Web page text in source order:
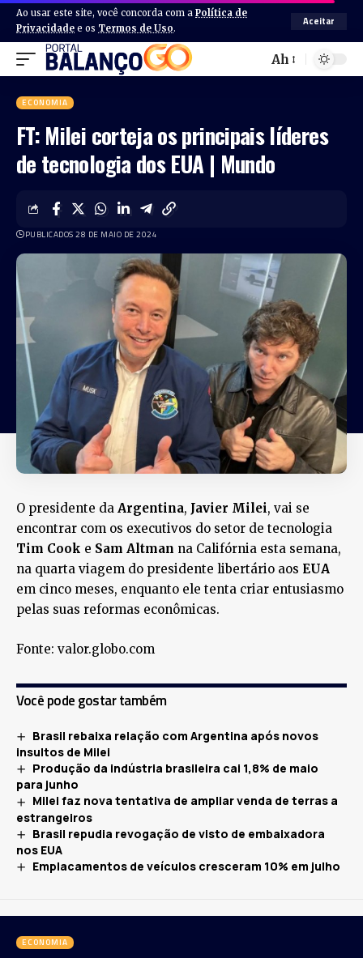
Ao usar este site, você concorda com a Política de
Privacidade e os Termos de Uso.
Aceitar
Ah
ECONOMIA
FT: Milei corteja os principais líderes
de tecnologia dos EUA | Mundo
PUBLICADOS 28 DE MAIO DE 2024
O presidente da Argentina, Javier Milei, vai se
encontrar com os executivos do setor de tecnologia
Tim Cook e Sam Altman na Califórnia esta semana,
na quarta viagem do presidente libertário aos EUA
em cinco meses, enquanto ele tenta criar entusiasmo
pelas suas reformas econômicas.
Fonte: valor.globo.com
Você pode gostar também
Brasil rebaixa relação com Argentina após novos
insultos de Milei
Produção da indústria brasileira cai 1,8% de maio
para junho
Milei faz nova tentativa de ampliar venda de terras a
estrangeiros
Brasil repudia revogação de visto de embaixadora
nos EUA
Emplacamentos de veículos cresceram 10% em julho
ECONOMIA